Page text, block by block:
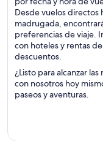
Desde vuelos directos
madrugada,
preferencias de viaje.
con hoteles y rentas
descuentos.
¿Listo para alcanzar
con nosotros hoy
paseos y aventuras.